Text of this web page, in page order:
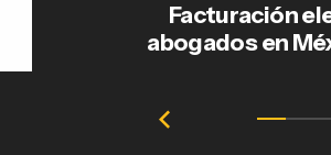
Facturación
abogados en